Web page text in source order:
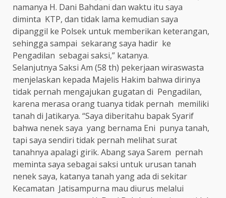
namanya H. Dani Bahdani dan waktu itu saya
diminta KTP, dan tidak lama kemudian saya
dipanggil ke Polsek untuk memberikan keterangan,
sehingga sampai sekarang saya hadir ke
Pengadilan sebagai saksi,” katanya.
Selanjutnya Saksi Am (58 th) pekerjaan wiraswasta
menjelaskan kepada Majelis Hakim bahwa dirinya
tidak pernah mengajukan gugatan di Pengadilan,
karena merasa orang tuanya tidak pernah memiliki
tanah di Jatikarya. “Saya diberitahu bapak Syarif
bahwa nenek saya yang bernama Eni punya tanah,
tapi saya sendiri tidak pernah melihat surat
tanahnya apalagi girik. Abang saya Sarem pernah
meminta saya sebagai saksi untuk urusan tanah
nenek saya, katanya tanah yang ada di sekitar
Kecamatan Jatisampurna mau diurus melalui